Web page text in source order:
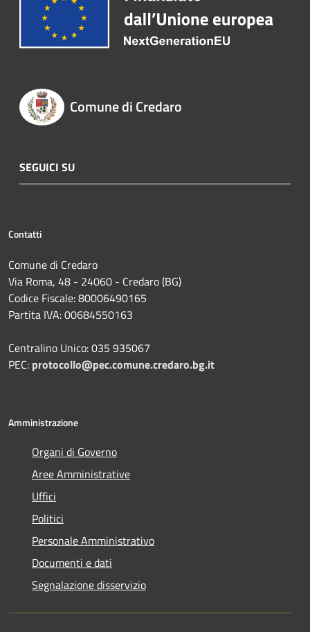
Comune di Credaro
SEGUICI SU
Contatti
Comune di Credaro
Via Roma, 48 - 24060 - Credaro (BG)
Codice Fiscale: 80006490165
Partita IVA: 00684550163
Centralino Unico: 035 935067
PEC: protocollo@pec.comune.credaro.bg.it
Amministrazione
Organi di Governo
Aree Amministrative
Uffici
Politici
Personale Amministrativo
Documenti e dati
Segnalazione disservizio